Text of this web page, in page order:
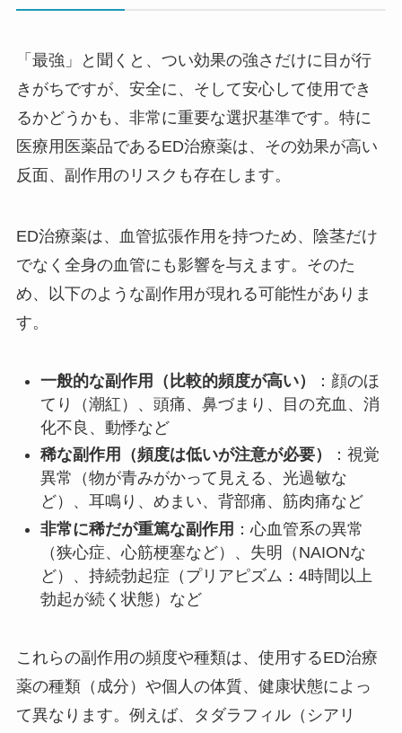
「最強」と聞くと、つい効果の強さだけに目が行
きがちですが、安全に、そして安心して使用でき
るかどうかも、非常に重要な選択基準です。特に
医療用医薬品であるED治療薬は、その効果が高い
反面、副作用のリスクも存在します。
ED治療薬は、血管拡張作用を持つため、陰茎だけ
でなく全身の血管にも影響を与えます。そのた
め、以下のような副作用が現れる可能性がありま
す。
一般的な副作用（比較的頻度が高い）
：顔のほ
てり（潮紅）、頭痛、鼻づまり、目の充血、消
化不良、動悸など
稀な副作用（頻度は低いが注意が必要）
：視覚
異常（物が青みがかって見える、光過敏な
ど）、耳鳴り、めまい、背部痛、筋肉痛など
非常に稀だが重篤な副作用 ：心血管系の異常
（狭心症、心筋梗塞など）、失明（NAIONな
ど）、持続勃起症（プリアピズム：4時間以上
勃起が続く状態）など
これらの副作用の頻度や種類は、使用するED治療
薬の種類（成分）や個人の体質、健康状態によっ
て異なります。例えば、タダラフィル（シアリ